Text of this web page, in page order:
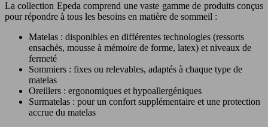
La collection Epeda comprend une vaste gamme de produits conçus
pour répondre à tous les besoins en matière de sommeil :
Matelas : disponibles en différentes technologies (ressorts
ensachés, mousse à mémoire de forme, latex) et niveaux de
fermeté
Sommiers : fixes ou relevables, adaptés à chaque type de
matelas
Oreillers : ergonomiques et hypoallergéniques
Surmatelas : pour un confort supplémentaire et une protection
accrue du matelas